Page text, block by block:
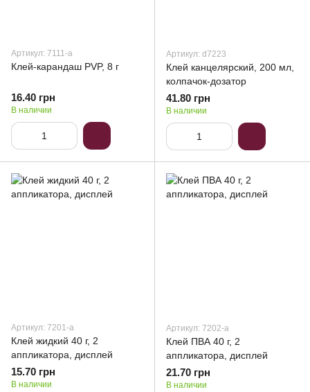
Артикул: 7111-a
Клей-карандаш PVP, 8 г
16.40 грн
В наличии
Артикул: d7223
Клей канцелярский, 200 мл,
колпачок-дозатор
41.80 грн
В наличии
Артикул: 7201-a
Клей жидкий 40 г, 2
аппликатора, дисплей
15.70 грн
В наличии
Артикул: 7202-a
Клей ПВА 40 г, 2
аппликатора, дисплей
21.70 грн
В наличии